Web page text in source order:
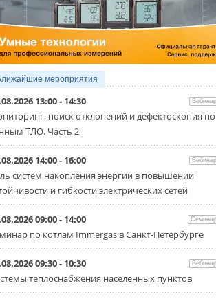
4 АВГУСТА 2026
Тепловые насосы в связке с
солнечной генерацией и
накопителем снижают
потребление на 60%
Исследователи из Италии установили
4 АВГУСТА 2026
«РУСКЛИМАТ Fest 2026» в Уфе
собрал свыше 700 профи
климатической отрасли
Организатором выступил торгово-
производственный холдинг ...
«Датарк» испытал модульный
ЦОД с плотностью 54 кВт на
стойку
Испытания прошли на собственной
производственной площадке и были ...
3 АВГУСТА 2026
Samsung выпускает VRF-
систему DVM на R32
мероприятия
13:00 - 14:30 Вебинар
поиск отклонений и дефектоскопия по
ТЛО. Часть 2
14:00 - 16:00 Вебинар
систем накопления энергии в повышении
и гибкости электрических сетей
09:00 - 14:00 Семинар
по котлам Immergas в Санкт-Петербурге
09:30 - 10:30 Вебинар
теплоснабжения населенных пунктов